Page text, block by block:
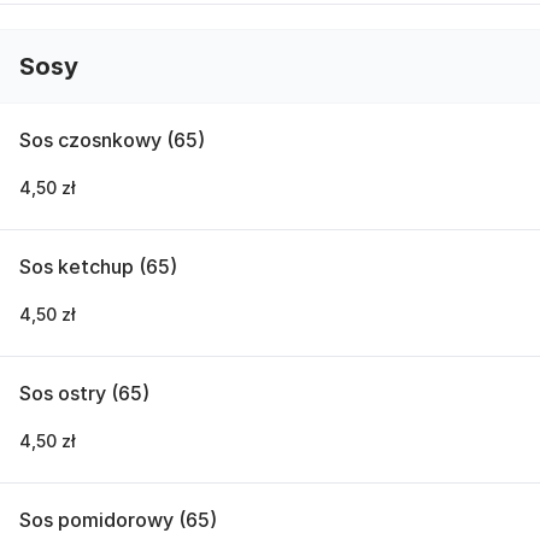
Sosy
Sos czosnkowy (65)
4,50 zł
Sos ketchup (65)
4,50 zł
Sos ostry (65)
4,50 zł
Sos pomidorowy (65)